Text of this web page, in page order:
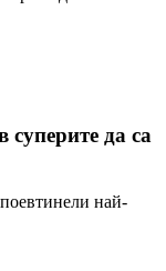
да са
най-